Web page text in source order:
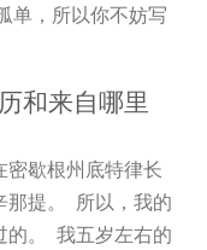
单，所以你不妨写
和来自哪里
歇根州底特律长
那提。 所以，我的
的。 我五岁左右的